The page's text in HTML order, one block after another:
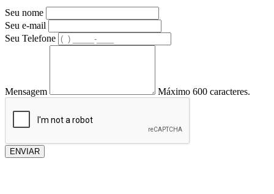
Seu nome
Seu e-mail
Seu Telefone
Mensagem Máximo 600 caracteres.
ENVIAR